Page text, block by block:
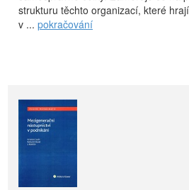
strukturu těchto organizací, které
v ... pokračování